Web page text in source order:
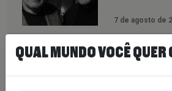
7 de agosto de
PEÇA SUA MÚSICA
QUAL MUNDO VOCÊ